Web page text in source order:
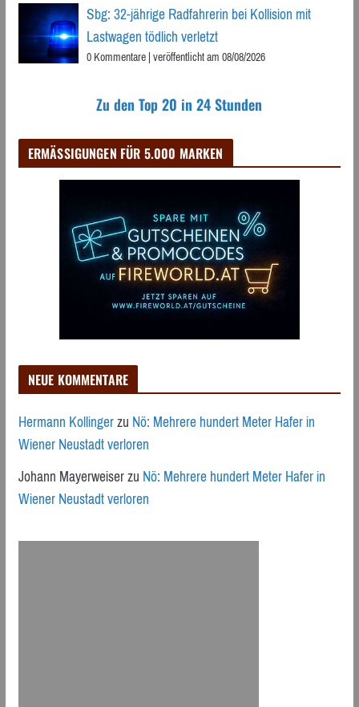
Sbg: 32-jährige Radfahrerin bei Kollision mit
Lastwagen tödlich verletzt
0 Kommentare|veröffentlicht am 08/08/2026
Zu den Top 20 in 24 Stunden
ERMÄSSIGUNGEN FÜR 5.000 MARKEN
NEUE KOMMENTARE
Hermann KollingerzuNö: Mehrere hundert Meter Hafer in
Wiener Neustadt verloren
Johann MayerweiserzuNö: Mehrere hundert Meter Hafer in
Wiener Neustadt verloren